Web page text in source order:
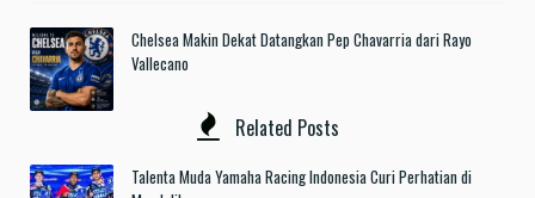
Chelsea Makin Dekat Datangkan Pep Chavarria dari Rayo
Vallecano
Related Posts
Talenta Muda Yamaha Racing Indonesia Curi Perhatian di